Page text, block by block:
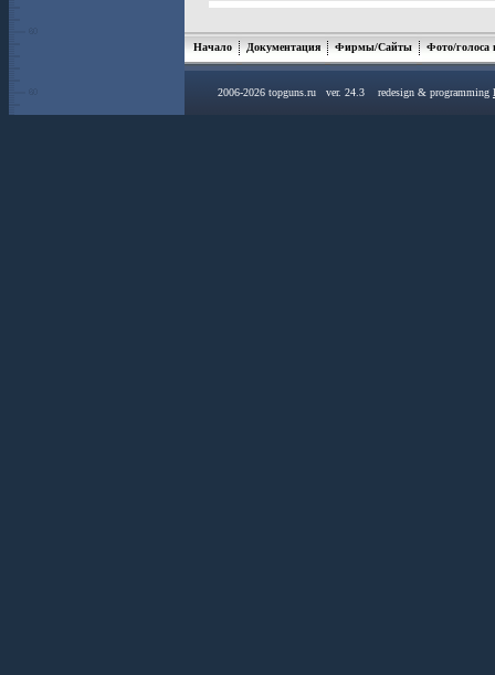
Начало Документация Фирмы/Сайты Фото/голоса
2006-2026 topguns.ru ver. 24.3 redesign & programming